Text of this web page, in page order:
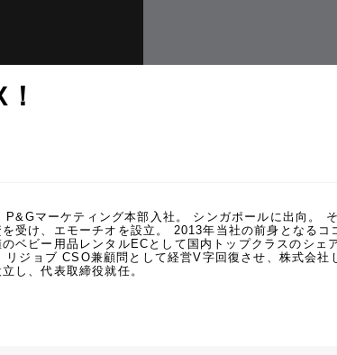
P&Gマーケティング本部入社。 シンガポールに出向。
を受け、エモーチオを設立。 2013年当社の前身となる
ベビー用品レンタルECとして国内トップクラスのシェ
リジョブ CSO兼顧問として経営V字回復させ、株式会
し、代表取締役就任。